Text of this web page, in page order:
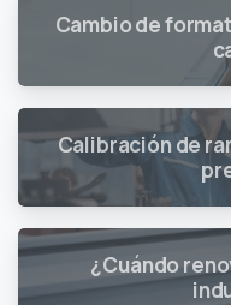
Cambio de
Calibración de
¿Cuándo